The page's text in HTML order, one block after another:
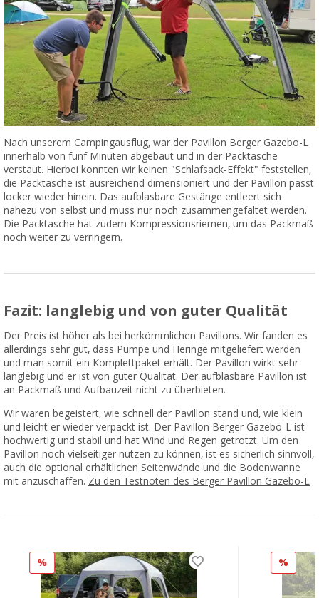
Nach unserem Campingausflug, war der Pavillon Berger Gazebo-L
innerhalb von fünf Minuten abgebaut und in der Packtasche
verstaut. Hierbei konnten wir keinen "Schlafsack-Effekt" feststellen,
die Packtasche ist ausreichend dimensioniert und der Pavillon passt
locker wieder hinein. Das aufblasbare Gestänge entleert sich
nahezu von selbst und muss nur noch zusammengefaltet werden.
Die Packtasche hat zudem Kompressionsriemen, um das Packmaß
noch weiter zu verringern.
Fazit: langlebig und von guter Qualität
Der Preis ist höher als bei herkömmlichen Pavillons. Wir fanden es
allerdings sehr gut, dass Pumpe und Heringe mitgeliefert werden
und man somit ein Komplettpaket erhält. Der Pavillon wirkt sehr
langlebig und er ist von guter Qualität. Der aufblasbare Pavillon ist
an Packmaß und Aufbauzeit nicht zu überbieten.
Wir waren begeistert, wie schnell der Pavillon stand und, wie klein
und leicht er wieder verpackt ist. Der Pavillon Berger Gazebo-L ist
hochwertig und stabil und hat Wind und Regen getrotzt. Um den
Pavillon noch vielseitiger nutzen zu können, ist es sicherlich sinnvoll,
auch die optional erhältlichen Seitenwände und die Bodenwanne
mit anzuschaffen. Zu den Testnoten des Berger Pavillon Gazebo-L
% %